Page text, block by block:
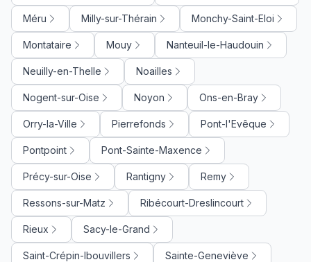
Méru Milly-sur-Thérain Monchy-Saint-Eloi
Montataire Mouy Nanteuil-le-Haudouin
Neuilly-en-Thelle Noailles
Nogent-sur-Oise Noyon Ons-en-Bray
Orry-la-Ville Pierrefonds Pont-l'Evêque
Pontpoint Pont-Sainte-Maxence
Précy-sur-Oise Rantigny Remy
Ressons-sur-Matz Ribécourt-Dreslincourt
Rieux Sacy-le-Grand
Saint-Crépin-Ibouvillers Sainte-Geneviève